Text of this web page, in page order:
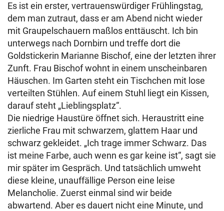
Es ist ein erster, vertrauenswürdiger Frühlingstag,
dem man zutraut, dass er am Abend nicht wieder
mit Graupelschauern maßlos enttäuscht. Ich bin
unterwegs nach Dornbirn und treffe dort die
Goldstickerin Marianne Bischof, eine der letzten ihrer
Zunft. Frau Bischof wohnt in einem unscheinbaren
Häuschen. Im Garten steht ein Tischchen mit lose
verteilten Stühlen. Auf einem Stuhl liegt ein Kissen,
darauf steht „Lieblingsplatz“.
Die niedrige Haustüre öffnet sich. Heraustritt eine
zierliche Frau mit schwarzem, glattem Haar und
schwarz gekleidet. „Ich trage immer Schwarz. Das
ist meine Farbe, auch wenn es gar keine ist“, sagt sie
mir später im Gespräch. Und tatsächlich umweht
diese kleine, unauffällige Person eine leise
Melancholie. Zuerst einmal sind wir beide
abwartend. Aber es dauert nicht eine Minute, und